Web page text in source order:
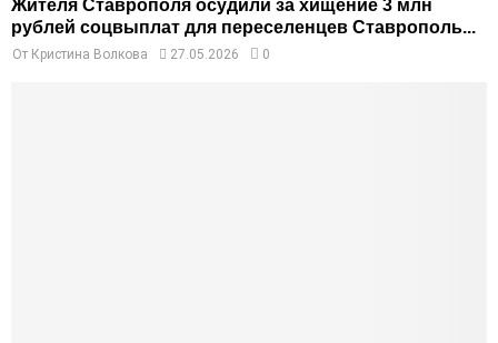
Жителя Ставрополя осудили за хищение 3 млн
рублей соцвыплат для переселенцев Ставрополь...
От Кристина Волкова 27.05.2026 0